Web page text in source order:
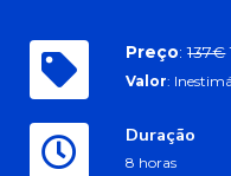
Preço:137€
Valor:
Duração
8 horas